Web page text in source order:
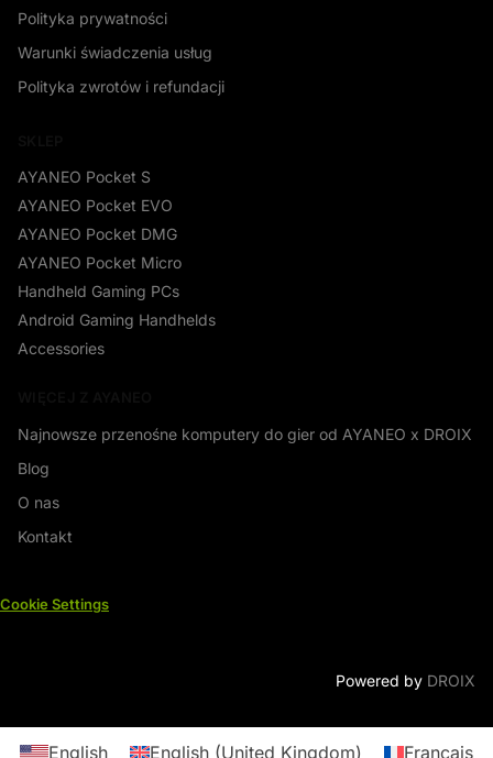
Polityka prywatności
Warunki świadczenia usług
Polityka zwrotów i refundacji
AYANEO Pocket S
AYANEO Pocket EVO
AYANEO Pocket DMG
AYANEO Pocket Micro
Handheld Gaming PCs
Android Gaming Handhelds
Accessories
Najnowsze przenośne komputery do gier od AYANEO x DROIX
Blog
O nas
Kontakt
Cookie Settings
Powered by DROIX
English English (United Kingdom) Français